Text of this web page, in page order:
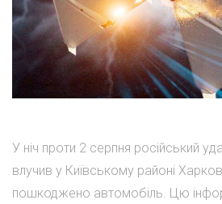
У ніч проти 2 серпня російський
влучив у Київському районі
пошкоджено автомобіль. Цю